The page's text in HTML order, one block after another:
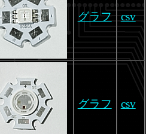
グラフ csv
グラフ csv